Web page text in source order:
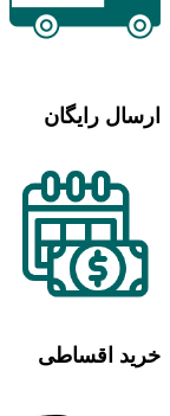
ارسال رایگان
خرید اقساطی